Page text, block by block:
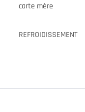
carte mère
REFROIDISSEMENT